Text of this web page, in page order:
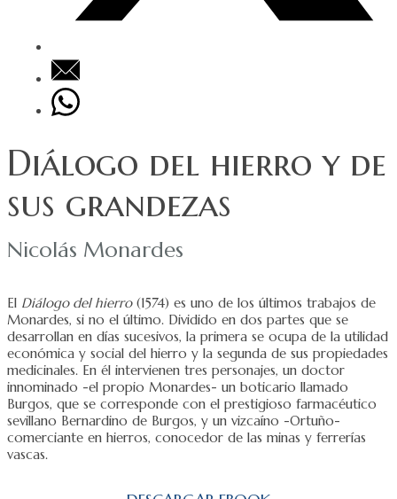
Diálogo del hierro y de
sus grandezas
Nicolás Monardes
El Diálogo del hierro(1574) es uno de los últimos trabajos de
Monardes, si no el último. Dividido en dos partes que se
desarrollan en días sucesivos, la primera se ocupa de la utilidad
económica y social del hierro y la segunda de sus propiedades
medicinales. En él intervienen tres personajes, un doctor
innominado -el propio Monardes- un boticario llamado
Burgos, que se corresponde con el prestigioso farmacéutico
sevillano Bernardino de Burgos, y un vizcaíno -Ortuño-
comerciante en hierros, conocedor de las minas y ferrerías
vascas.